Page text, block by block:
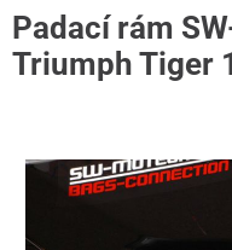
Padací rám
Triumph Tiger